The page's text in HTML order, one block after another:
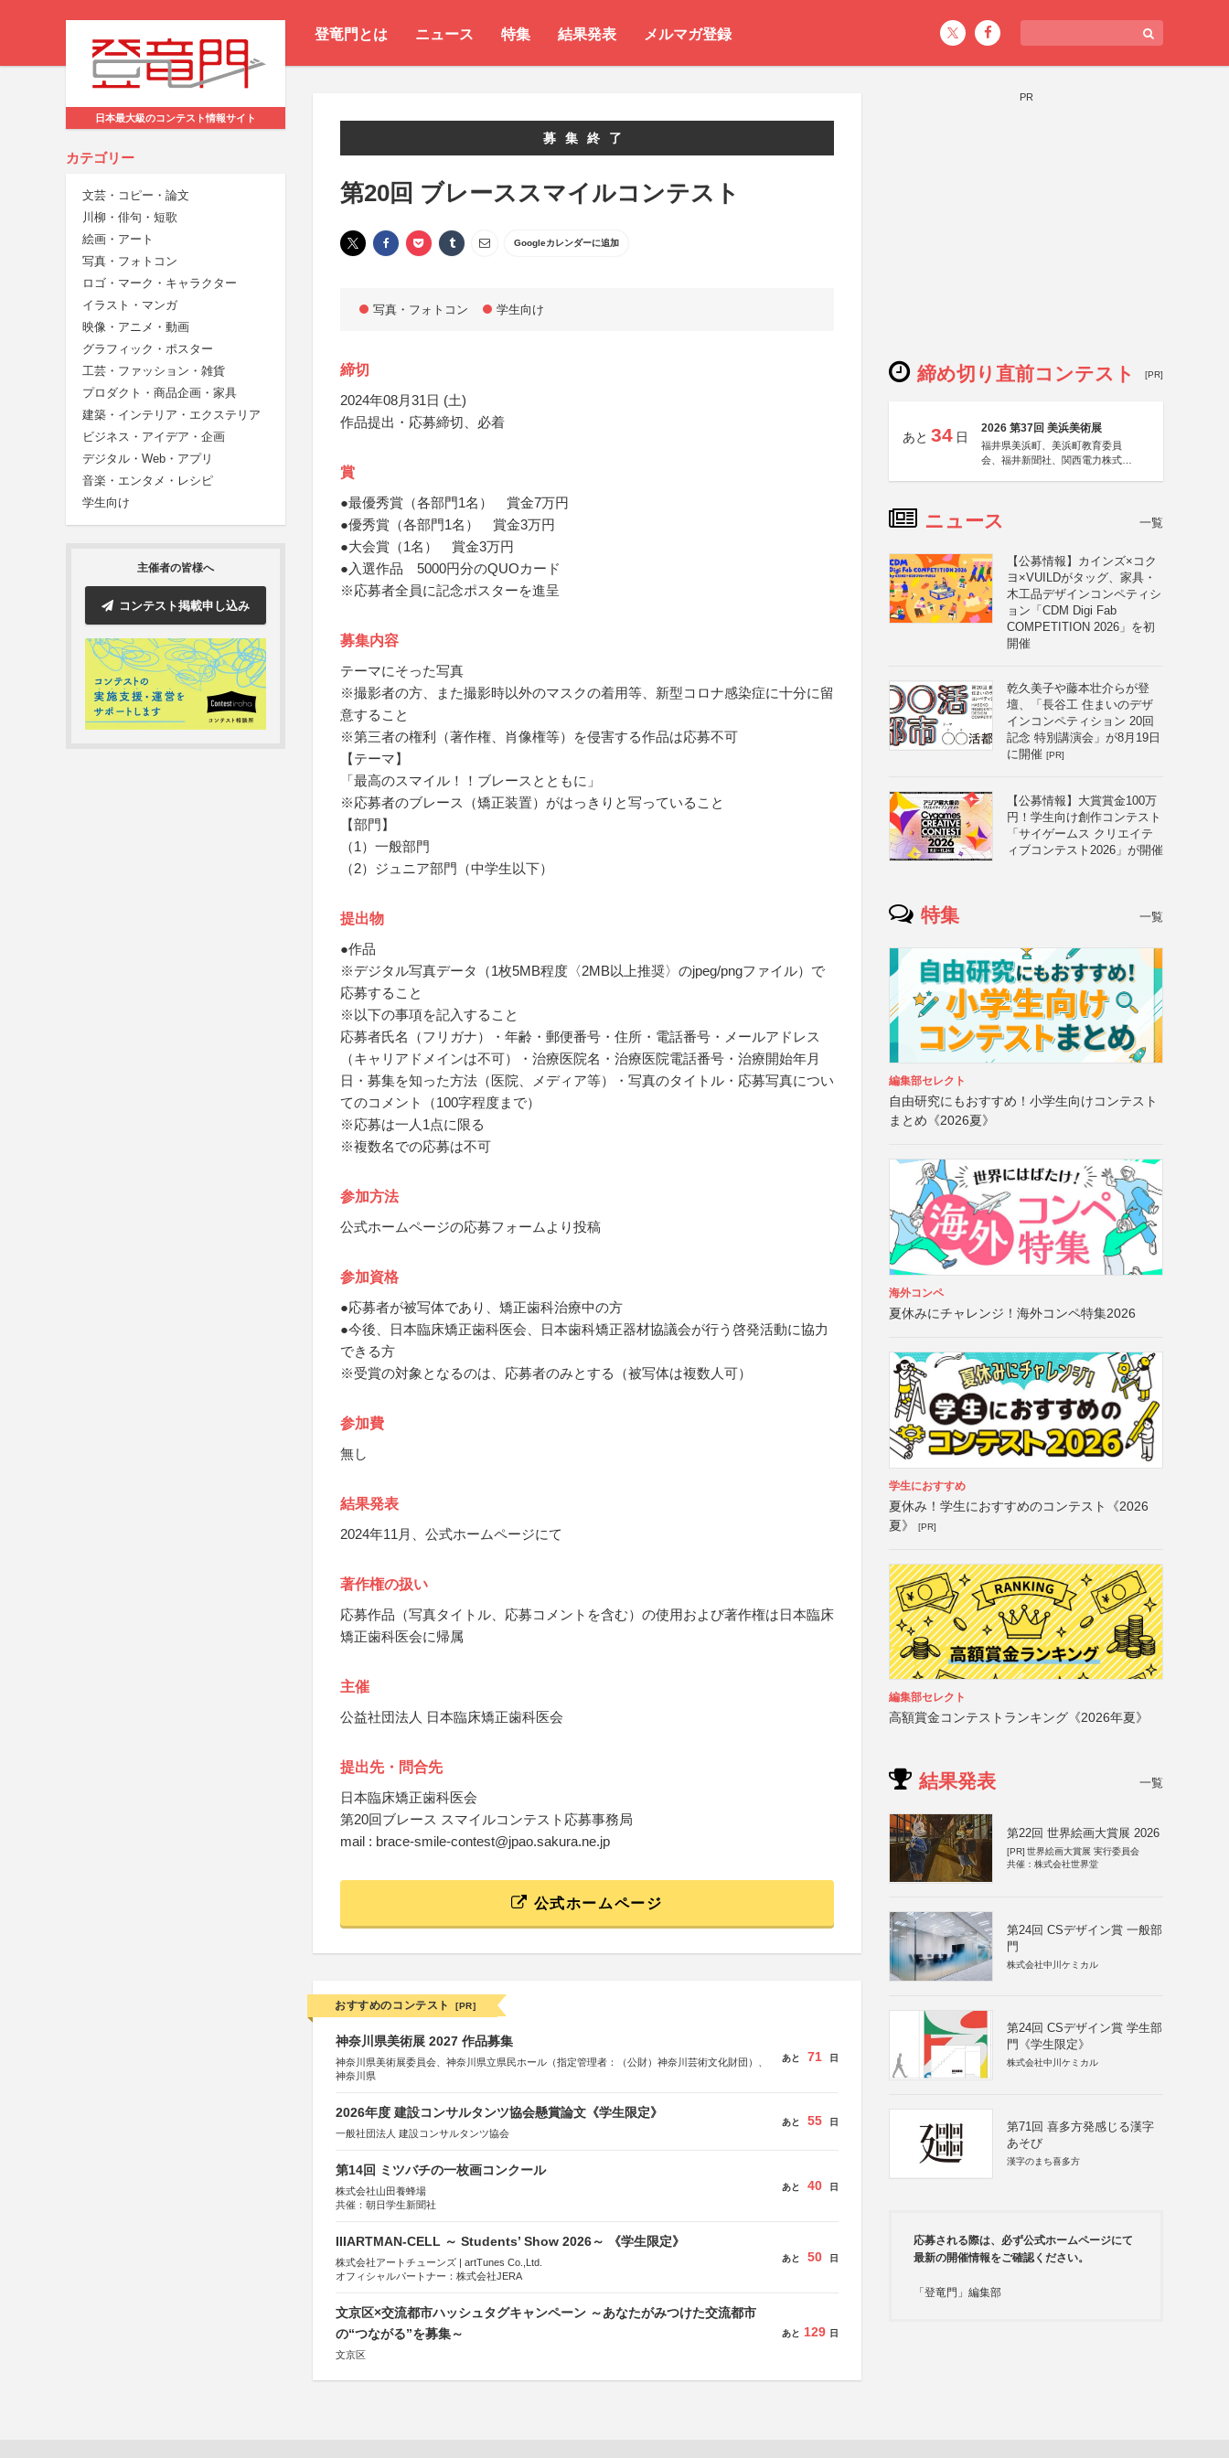
登竜門とは ニュース 特集 結果発表 メルマガ登録
日本最大級のコンテスト情報サイト
カテゴリー
文芸・コピー・論文
川柳・俳句・短歌
絵画・アート
写真・フォトコン
ロゴ・マーク・キャラクター
イラスト・マンガ
映像・アニメ・動画
グラフィック・ポスター
工芸・ファッション・雑貨
プロダクト・商品企画・家具
建築・インテリア・エクステリア
ビジネス・アイデア・企画
デジタル・Web・アプリ
音楽・エンタメ・レシピ
学生向け
主催者の皆様へ
コンテスト掲載申し込み
募集終了
第20回 ブレーススマイルコンテスト
Googleカレンダーに追加
写真・フォトコン 学生向け
締切
2024年08月31日 (土)
作品提出・応募締切、必着
賞
●最優秀賞（各部門1名） 賞金7万円
●優秀賞（各部門1名） 賞金3万円
●大会賞（1名） 賞金3万円
●入選作品 5000円分のQUOカード
※応募者全員に記念ポスターを進呈
募集内容
テーマにそった写真
※撮影者の方、また撮影時以外のマスクの着用等、新型コロナ感染症に十分に留
意すること
※第三者の権利（著作権、肖像権等）を侵害する作品は応募不可
【テーマ】
「最高のスマイル！！ブレースとともに」
※応募者のブレース（矯正装置）がはっきりと写っていること
【部門】
（1）一般部門
（2）ジュニア部門（中学生以下）
提出物
●作品
※デジタル写真データ（1枚5MB程度〈2MB以上推奨〉のjpeg/pngファイル）で
応募すること
※以下の事項を記入すること
応募者氏名（フリガナ）・年齢・郵便番号・住所・電話番号・メールアドレス
（キャリアドメインは不可）・治療医院名・治療医院電話番号・治療開始年月
日・募集を知った方法（医院、メディア等）・写真のタイトル・応募写真につい
てのコメント（100字程度まで）
※応募は一人1点に限る
※複数名での応募は不可
参加方法
公式ホームページの応募フォームより投稿
参加資格
●応募者が被写体であり、矯正歯科治療中の方
●今後、日本臨床矯正歯科医会、日本歯科矯正器材協議会が行う啓発活動に協力
できる方
※受賞の対象となるのは、応募者のみとする（被写体は複数人可）
参加費
無し
結果発表
2024年11月、公式ホームページにて
著作権の扱い
応募作品（写真タイトル、応募コメントを含む）の使用および著作権は日本臨床
矯正歯科医会に帰属
主催
公益社団法人 日本臨床矯正歯科医会
提出先・問合先
日本臨床矯正歯科医会
第20回ブレース スマイルコンテスト応募事務局
mail : brace-smile-contest@jpao.sakura.ne.jp
公式ホームページ
おすすめのコンテスト [PR]
神奈川県美術展 2027 作品募集
神奈川県美術展委員会、神奈川県立県民ホール（指定管理者：（公財）神奈川芸術文化財団）、
神奈川県
あと 71 日
2026年度 建設コンサルタンツ協会懸賞論文《学生限定》
一般社団法人 建設コンサルタンツ協会
あと 55 日
第14回 ミツバチの一枚画コンクール
株式会社山田養蜂場
共催：朝日学生新聞社
あと 40 日
IIIARTMAN-CELL ～ Students’ Show 2026～ 《学生限定》
株式会社アートチューンズ | artTunes Co.,Ltd.
オフィシャルパートナー：株式会社JERA
あと 50 日
文京区×交流都市ハッシュタグキャンペーン ～あなたがみつけた交流都市
の“つながる”を募集～
文京区
あと 129 日
PR
締め切り直前コンテスト [PR]
あと 34 日
2026 第37回 美浜美術展
福井県美浜町、美浜町教育委員
会、福井新聞社、関西電力株式会
ニュース 一覧
【公募情報】カインズ×コク
ヨ×VUILDがタッグ、家具・
木工品デザインコンペティシ
ョン「CDM Digi Fab
COMPETITION 2026」を初
開催
乾久美子や藤本壮介らが登
壇、「長谷工 住まいのデザ
インコンペティション 20回
記念 特別講演会」が8月19日
に開催 [PR]
【公募情報】大賞賞金100万
円！学生向け創作コンテスト
「サイゲームス クリエイテ
ィブコンテスト2026」が開催
特集 一覧
編集部セレクト
自由研究にもおすすめ！小学生向けコンテスト
まとめ《2026夏》
海外コンペ
夏休みにチャレンジ！海外コンペ特集2026
学生におすすめ
夏休み！学生におすすめのコンテスト《2026
夏》
[PR]
編集部セレクト
高額賞金コンテストランキング《2026年夏》
結果発表 一覧
第22回 世界絵画大賞展 2026
[PR] 世界絵画大賞展 実行委員会
共催：株式会社世界堂
第24回 CSデザイン賞 一般部
門
株式会社中川ケミカル
第24回 CSデザイン賞 学生部
門《学生限定》
株式会社中川ケミカル
第71回 喜多方発感じる漢字
あそび
漢字のまち喜多方
応募される際は、必ず公式ホームページにて
最新の開催情報をご確認ください。
「登竜門」編集部